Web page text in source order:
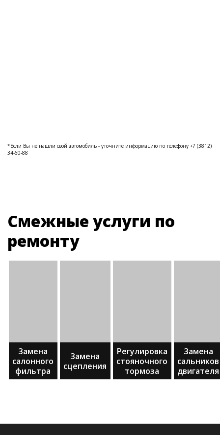
*Если Вы не нашли свой автомобиль - уточните информацию по телефону +7 (3812)
34-60-88
Смежные услуги по
ремонту
Замена
салонного
фильтра
Замена
сцепления
Регулировка
стояночного
тормоза
Замена
сальников
двигателя